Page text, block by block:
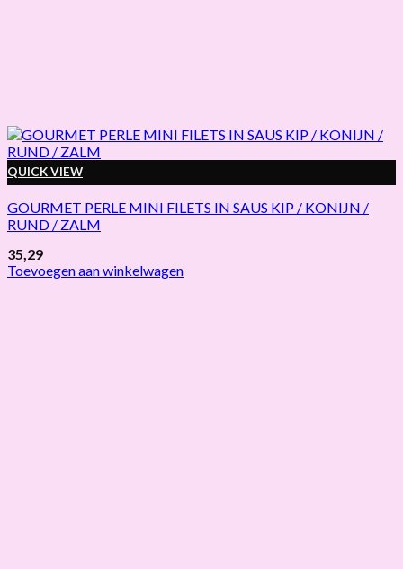
QUICK VIEW
GOURMET PERLE MINI FILETS IN SAUS KIP / KONIJN /
RUND / ZALM
35,29
Toevoegen aan winkelwagen